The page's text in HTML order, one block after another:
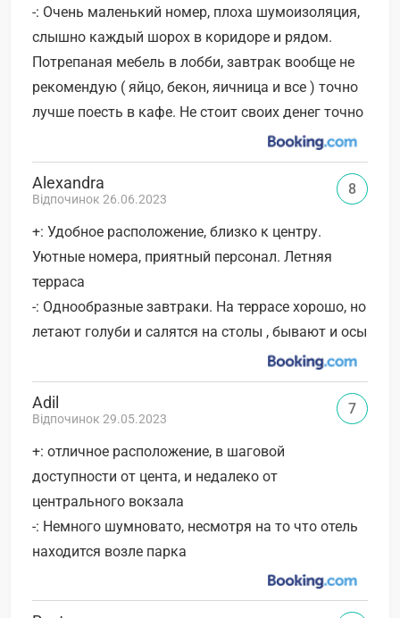
-: Очень маленький номер, плоха шумоизоляция,
слышно каждый шорох в коридоре и рядом.
Потрепаная мебель в лобби, завтрак вообще не
рекомендую ( яйцо, бекон, яичница и все ) точно
лучше поесть в кафе. Не стоит своих денег точно
Alexandra
Відпочинок 26.06.2023
+: Удобное расположение, близко к центру.
Уютные номера, приятный персонал. Летняя
терраса
-: Однообразные завтраки. На террасе хорошо, но
летают голуби и салятся на столы , бывают и осы
8
Adil
Відпочинок 29.05.2023
+: отличное расположение, в шаговой
доступности от цента, и недалеко от
центрального вокзала
-: Немного шумновато, несмотря на то что отель
находится возле парка
7